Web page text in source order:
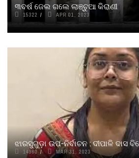
୩ବର୍ଷ ଜେଲ ଗଲେ ଲାଞ୍ଚୁଆ କିରାଣୀ
15322 APR 01, 2023
ଝାରସୁଗୁଡ଼ା ଉପ-ନିର୍ବାଚନ : ଦୀପାଳି ଦାସ
14960 MAR 31, 2023